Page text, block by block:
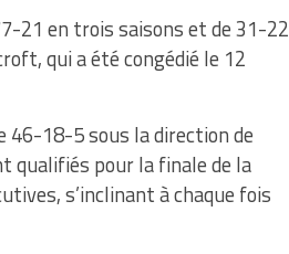
21 en trois saisons et de 31-22
qui a été congédié le 12
46-18-5 sous la direction de
qualifiés pour la finale de la
s’inclinant à chaque fois